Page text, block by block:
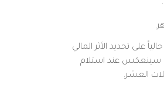
على تحديد الأثر المالي
سينعكس عند استلام
العشر.